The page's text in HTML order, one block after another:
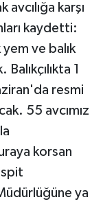
karşı
kaydetti:
ve balık
1
resmi
55 avcımız
korsan
ya